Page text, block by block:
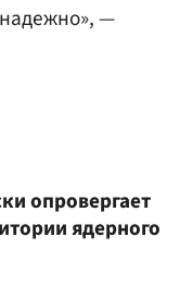
—
опровергает
ядерного